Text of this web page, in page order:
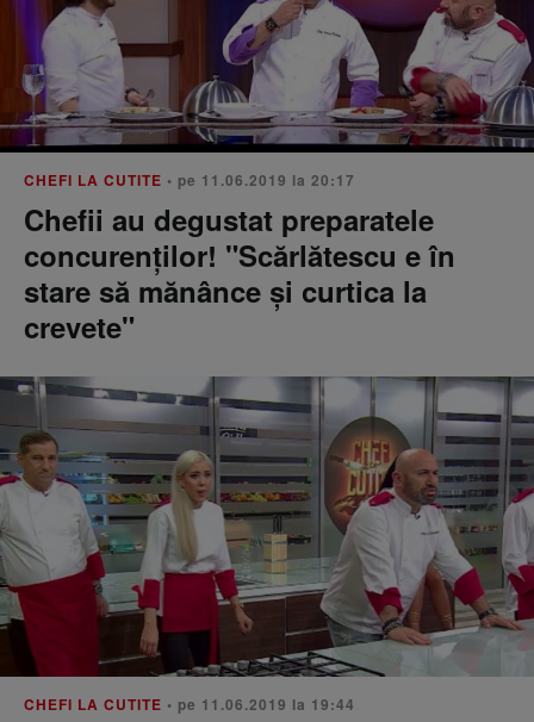
CHEFI LA CUTITE • pe 11.06.2019 la 20:17
Chefii au degustat preparatele
concurenţilor! "Scărlătescu e în
stare să mănânce şi curtica la
crevete"
CHEFI LA CUTITE • pe 11.06.2019 la 19:44